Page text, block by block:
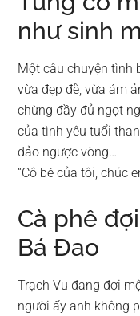
như sinh
Một câu chuyện tình
vừa đẹp đẽ, vừa ám
chừng đầy đủ ngọt
của tình yêu tuổi
đảo ngược vòng…
“Cô bé của tôi, chúc
Cà phê
Bá Đao
Trạch Vu đang đợi
người ấy anh không